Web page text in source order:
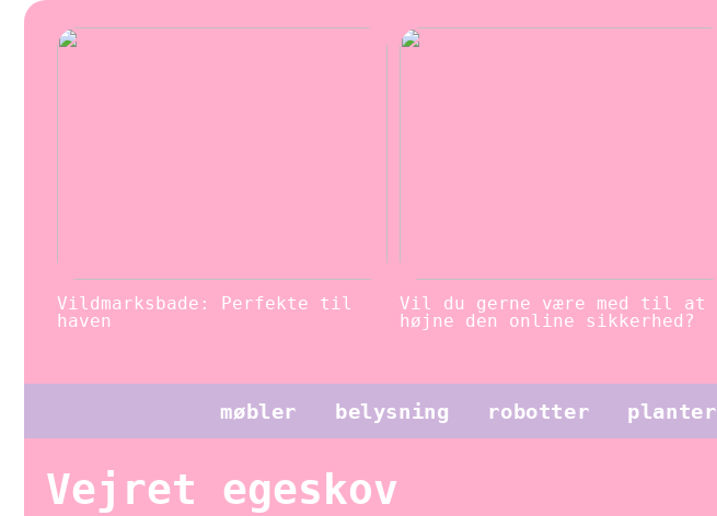
Vildmarksbade: Perfekte til
haven
Vil du gerne være med til at
højne den online sikkerhed?
møbler belysning robotter planter
Vejret egeskov